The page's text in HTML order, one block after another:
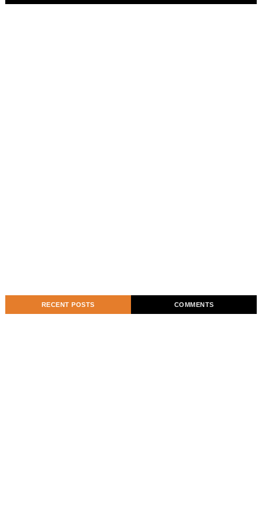
RECENT POSTS COMMENTS